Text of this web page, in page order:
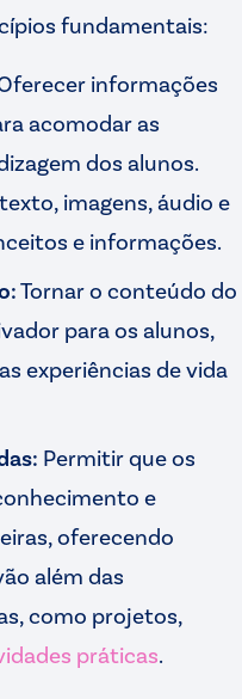
fundamentais:
informações
acomodar as
dos alunos.
imagens, áudio e
e informações.
Tornar o conteúdo do
para os alunos,
experiências de vida
Permitir que os
e
oferecendo
além das
como projetos,
práticas